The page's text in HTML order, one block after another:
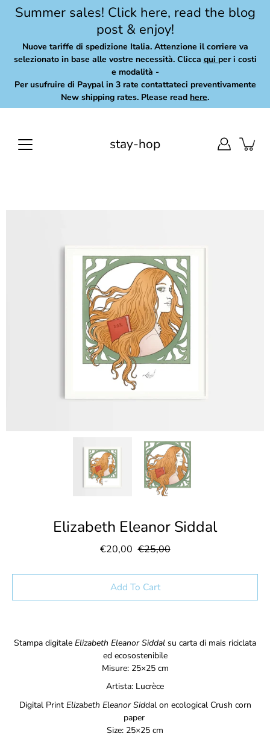
SkipSummer sales! Click here, read the blog
post & enjoy!
Nuove tariffe di spedizione Italia. Attenzione il corriere va
selezionato in base alle vostre necessità. Clicca qui per i costi
e modalità -
Per usufruire di Paypal in 3 rate contattateci preventivamente
New shipping rates. Please read here.
stay-hop
Elizabeth Eleanor Siddal
€20,00 €25,00
Add To Cart
me
available:
Stampa digitale Elizabeth Eleanor Siddal su carta di mais riciclata
ed ecosostenibile
Misure: 25×25 cm
Artista: Lucrèce
Digital Print Elizabeth Eleanor Siddal on ecological Crush corn
paper
Size: 25×25 cm